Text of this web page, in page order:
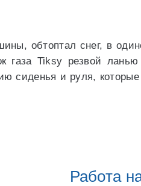
обтоптал снег, в
газа Tiksy резвой
сиденья и руля,
Работа